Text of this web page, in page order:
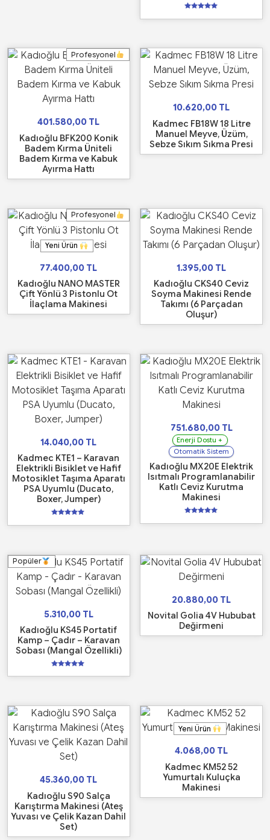
üzerinden
Profesyonel
401.580,00 TL
Kadıoğlu BFK200 Konik
Badem Kırma Üniteli
Badem Kırma ve Kabuk
Ayırma Hattı
10.620,00 TL
Kadmec FB18W 18 Litre
Manuel Meyve, Üzüm,
Sebze Sıkım Sıkma Presi
Yeni Ürün
Profesyonel
77.400,00 TL
Kadıoğlu NANO MASTER
Çift Yönlü 3 Pistonlu Ot
İlaçlama Makinesi
1.395,00 TL
Kadıoğlu CKS40 Ceviz
Soyma Makinesi Rende
Takımı (6 Parçadan
Oluşur)
14.040,00 TL
Kadmec KTE1 – Karavan
Elektrikli Bisiklet ve Hafif
Motosiklet Taşıma Aparatı
PSA Uyumlu (Ducato,
Boxer, Jumper)
üzerinden
751.680,00 TL
Enerji Dostu +
Otomatik Sistem
Kadıoğlu MX20E Elektrik
Isıtmalı Programlanabilir
Katlı Ceviz Kurutma
Makinesi
üzerinden
Popüler
5.310,00 TL
Kadıoğlu KS45 Portatif
Kamp – Çadır – Karavan
Sobası (Mangal Özellikli)
üzerinden
20.880,00 TL
Novital Golia 4V Hububat
Değirmeni
45.360,00 TL
Kadıoğlu S90 Salça
Karıştırma Makinesi (Ateş
Yuvası ve Çelik Kazan Dahil
Set)
Yeni Ürün
4.068,00 TL
Kadmec KM52 52
Yumurtalı Kuluçka
Makinesi